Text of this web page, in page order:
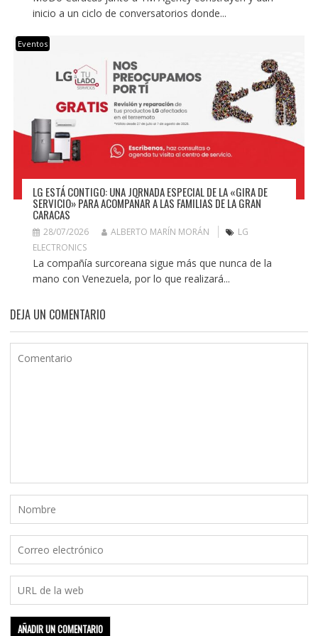
inicio a un ciclo de conversatorios donde...
Eventos
LG ESTÁ CONTIGO: UNA JORNADA ESPECIAL DE LA «GIRA DE
SERVICIO» PARA ACOMPAÑAR A LAS FAMILIAS DE LA GRAN
CARACAS
28/07/2026 ALBERTO MARÍN MORÁN
LG
ELECTRONICS
La compañía surcoreana sigue más que nunca de la
mano con Venezuela, por lo que realizará...
DEJA UN COMENTARIO